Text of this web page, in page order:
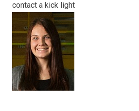
contact a kick light